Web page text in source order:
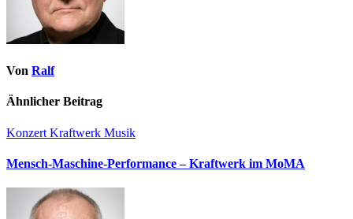
Von Ralf
Ähnlicher Beitrag
Konzert Kraftwerk Musik
Mensch-Maschine-Performance – Kraftwerk im MoMA